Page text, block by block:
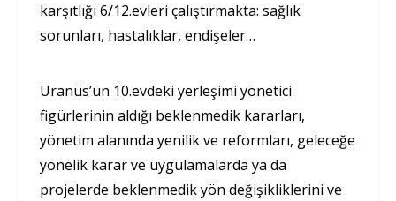
karşıtlığı 6/12.evleri çalıştırmakta: sağlık
sorunları, hastalıklar, endişeler…
Uranüs’ün 10.evdeki yerleşimi yönetici
figürlerinin aldığı beklenmedik kararları,
yönetim alanında yenilik ve reformları, geleceğe
yönelik karar ve uygulamalarda ya da
projelerde beklenmedik yön değişikliklerini ve